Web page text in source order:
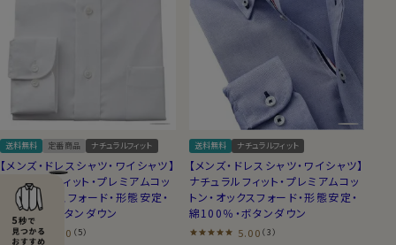
送料無料 定番商品 ナチュラルフィット
【メンズ・ドレスシャツ・ワイシャツ】
ナチュラルフィット・プレミアムコッ
トン・オックスフォード・形態安定・
綿100％・ボタンダウン
4.60 （5）
送料無料 ナチュラルフィット
【メンズ・ドレスシャツ・ワイシャツ】
ナチュラルフィット・プレミアムコッ
トン・オックスフォード・形態安定・
綿100％・ボタンダウン
5.00 （3）